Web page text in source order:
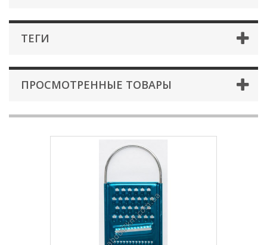
ТЕГИ
ПРОСМОТРЕННЫЕ ТОВАРЫ